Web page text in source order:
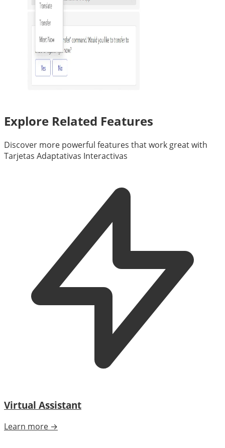
Explore Related Features
Discover more powerful features that work great with
Tarjetas Adaptativas Interactivas
Virtual Assistant
Learn more →